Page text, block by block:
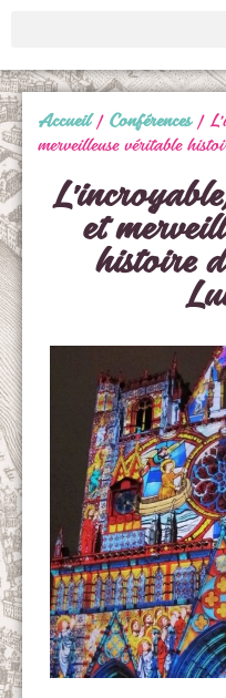
Accueil| Conférences|
merveilleuse véritable
et
histoire